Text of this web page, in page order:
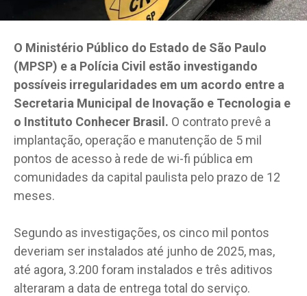
O Ministério Público do Estado de São Paulo
(MPSP) e a Polícia Civil estão investigando
possíveis irregularidades em um acordo entre a
Secretaria Municipal de Inovação e Tecnologia e
o Instituto Conhecer Brasil. O contrato prevê a
implantação, operação e manutenção de 5 mil
pontos de acesso à rede de wi-fi pública em
comunidades da capital paulista pelo prazo de 12
meses.
Segundo as investigações, os cinco mil pontos
deveriam ser instalados até junho de 2025, mas,
até agora, 3.200 foram instalados e três aditivos
alteraram a data de entrega total do serviço.